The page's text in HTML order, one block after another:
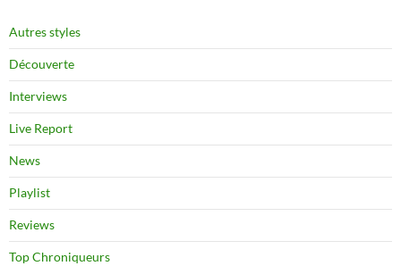
Autres styles
Découverte
Interviews
Live Report
News
Playlist
Reviews
Top Chroniqueurs